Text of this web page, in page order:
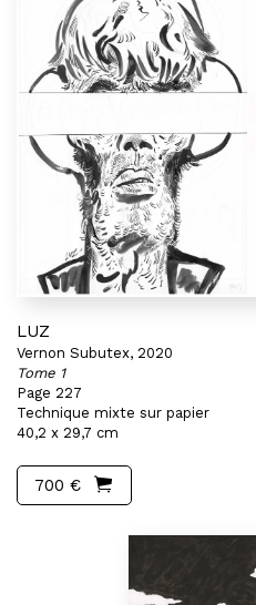
LUZ
Vernon Subutex, 2020
Tome 1
Page 227
Technique mixte sur papier
40,2 x 29,7 cm
700 €